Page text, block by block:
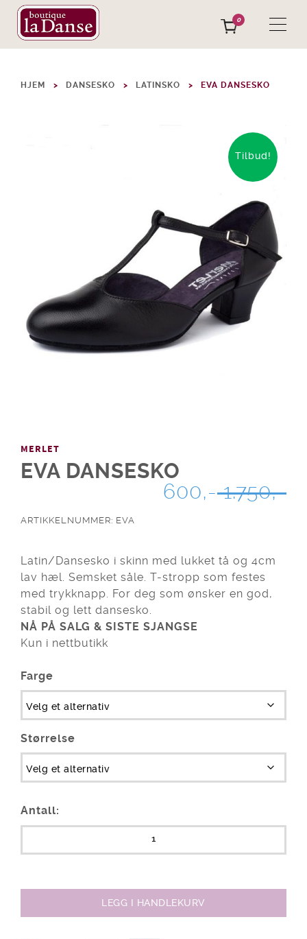
0
HJEM DANSESKO LATINSKO EVA DANSESKO
Tilbud!
MERLET
EVA DANSESKO
1.750,-
OPPRINNELIG
1.750,-.
600,-
NÅVÆRENDE
600,-.
ARTIKKELNUMMER: EVA
Latin/Dansesko i skinn med lukket tå og 4cm
lav hæl. Semsket såle. T-stropp som festes
med trykknapp. For deg som ønsker en god,
stabil og lett dansesko.
NÅ PÅ SALG & SISTE SJANGSE
Kun i nettbutikk
Farge
Størrelse
Antall:
LEGG I HANDLEKURV